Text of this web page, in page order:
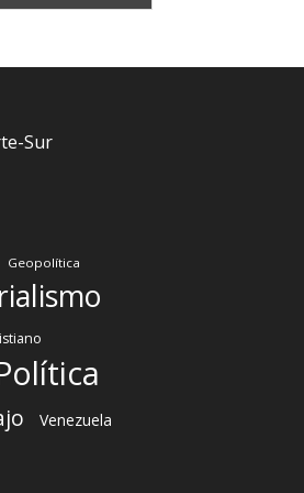
Sur
Geopolítica
Venezuela